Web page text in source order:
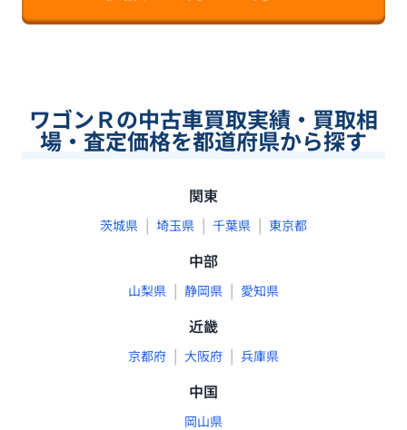
ワゴンＲの中古車買取実績・買取相
場・査定価格を都道府県から探す
関東
茨城県 | 埼玉県 | 千葉県 | 東京都
中部
山梨県 | 静岡県 | 愛知県
近畿
京都府 | 大阪府 | 兵庫県
中国
岡山県